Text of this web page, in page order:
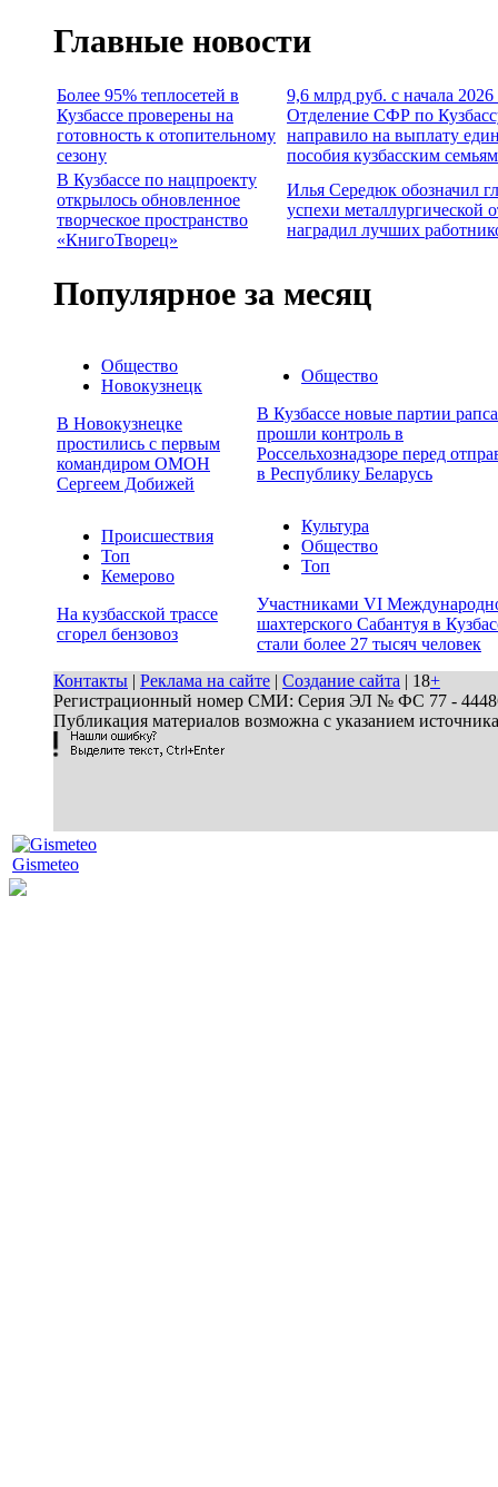
Главные новости
Более 95% теплосетей в
Кузбассе проверены на
готовность к отопительному
сезону
9,6 млрд руб. с начала 2026
Отделение СФР по
направило на выплату
пособия кузбасским семьям
В Кузбассе по нацпроекту
открылось обновленное
творческое пространство
«КнигоТворец»
Илья Середюк обозначил
успехи металлургической
наградил лучших
Популярное за месяц
Общество
Новокузнецк
В Новокузнецке
простились с первым
командиром ОМОН
Сергеем Добижей
Общество
В Кузбассе новые партии рапса
прошли контроль в
Россельхознадзоре перед
в Республику Беларусь
Происшествия
Топ
Кемерово
На кузбасской трассе
сгорел бензовоз
Культура
Общество
Топ
Участниками VI
шахтерского Сабантуя в
стали более 27 тысяч человек
Контакты | Реклама на сайте | Создание сайта | 18+
Регистрационный номер СМИ: Серия ЭЛ № ФС 77 - 44486
Публикация материалов возможна с указанием
Gismeteo